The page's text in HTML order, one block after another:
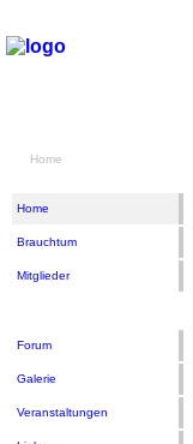
Home
Home
Brauchtum
Mitglieder
Forum
Galerie
Veranstaltungen